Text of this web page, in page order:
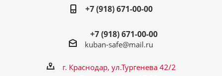
+7 (918) 671-00-00
+7 (918) 671-00-00
kuban-safe@mail.ru
г. Краснодар, ул.Тургенева 42/2